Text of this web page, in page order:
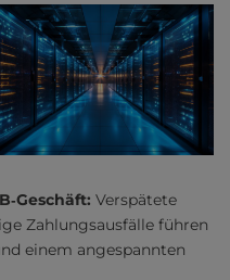
: Verspätete
Zahlungsausfälle führen
einem angespannten